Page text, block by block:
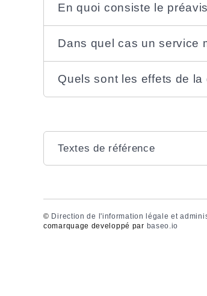
En quoi consiste le
Dans quel cas un service
Quels sont les effets de
Textes de référence
© Direction de l'information légale et
comarquage developpé par baseo.io